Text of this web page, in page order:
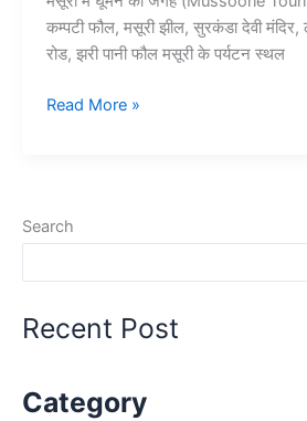
कम्पटी फौल, मसूरी झील, सुरकंडा देवी
रोड, झरी पानी फौल मसूरी के पर्यटन स्थल
Top
की
Mussoorie
Tourist
Read More »
Search
Recent Post
Category